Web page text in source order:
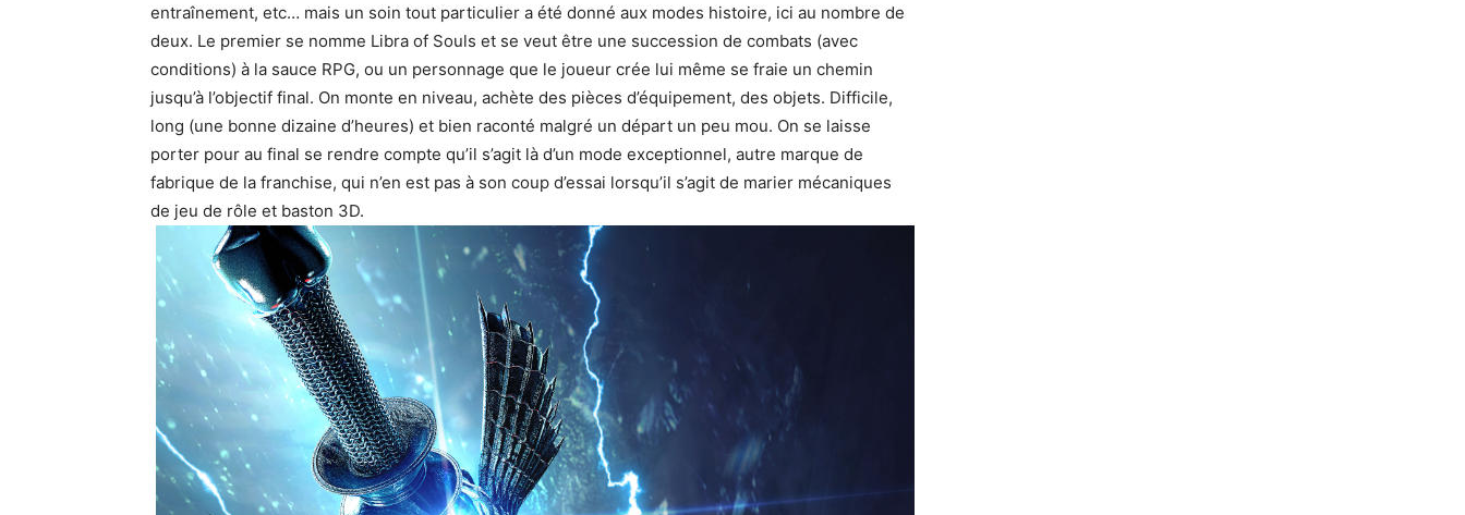
entraînement, etc… mais un soin tout particulier a été donné aux modes histoire, ici au nombre de
deux. Le premier se nomme Libra of Souls et se veut être une succession de combats (avec
conditions) à la sauce RPG, ou un personnage que le joueur crée lui même se fraie un chemin
jusqu’à l’objectif final. On monte en niveau, achète des pièces d’équipement, des objets. Difficile,
long (une bonne dizaine d’heures) et bien raconté malgré un départ un peu mou. On se laisse
porter pour au final se rendre compte qu’il s’agit là d’un mode exceptionnel, autre marque de
fabrique de la franchise, qui n’en est pas à son coup d’essai lorsqu’il s’agit de marier mécaniques
de jeu de rôle et baston 3D.